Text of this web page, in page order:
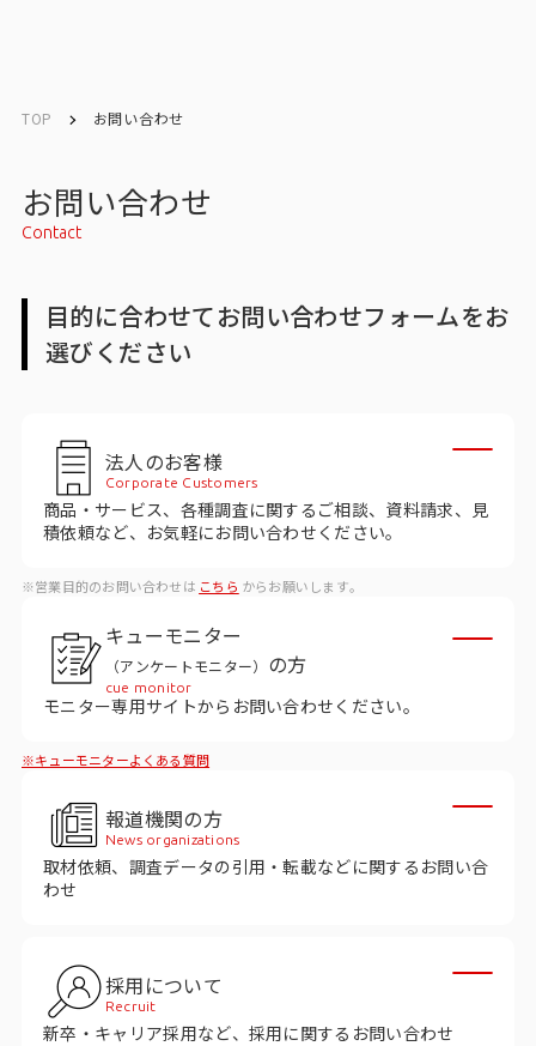
トップ
サービストップ
マーケティングリサーチ
マーケティング支援
マーケティングDX
課題から探す
市場・顧客理解に関する課題
戦略設計に関する課題
施策実行に関する課題
モニタリング／フォローに関する課題
TOP お問い合わせ
お問い合わせ
Contact
目的に合わせてお問い合わせフォームをお
選びください
法人のお客様
Corporate Customers
商品・サービス、各種調査に関するご相談、資料請求、見
積依頼など、お気軽にお問い合わせください。
※営業目的のお問い合わせは こちら からお願いします。
キューモニター
（アンケートモニター） の方
cue monitor
モニター専用サイトからお問い合わせください。
※キューモニターよくある質問
報道機関の方
News organizations
取材依頼、調査データの引用・転載などに関するお問い合
わせ
採用について
Recruit
新卒・キャリア採用など、採用に関するお問い合わせ